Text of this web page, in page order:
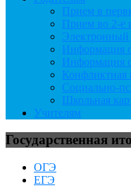
Прием в
Прием во 2-е
Электронный
Информация
Информация
Конфликтная
Социально-
Школьная
Учителям
Государственная
ОГЭ
ЕГЭ